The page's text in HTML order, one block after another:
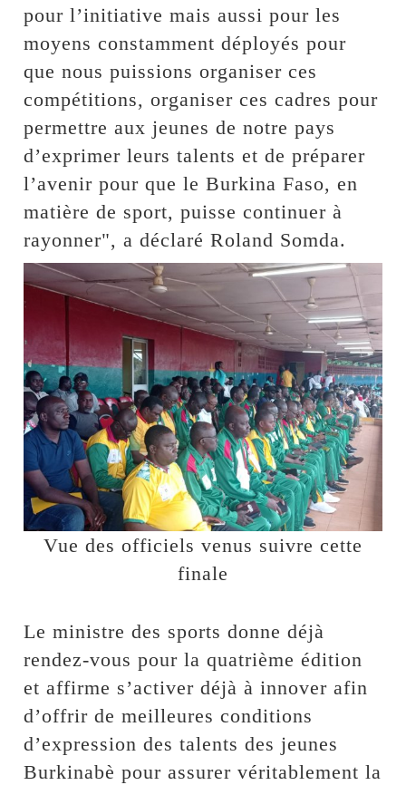
pour l’initiative mais aussi pour les
moyens constamment déployés pour
que nous puissions organiser ces
compétitions, organiser ces cadres pour
permettre aux jeunes de notre pays
d’exprimer leurs talents et de préparer
l’avenir pour que le Burkina Faso, en
matière de sport, puisse continuer à
rayonner", a déclaré Roland Somda.
Vue des officiels venus suivre cette
finale
Le ministre des sports donne déjà
rendez-vous pour la quatrième édition
et affirme s’activer déjà à innover afin
d’offrir de meilleures conditions
d’expression des talents des jeunes
Burkinabè pour assurer véritablement la